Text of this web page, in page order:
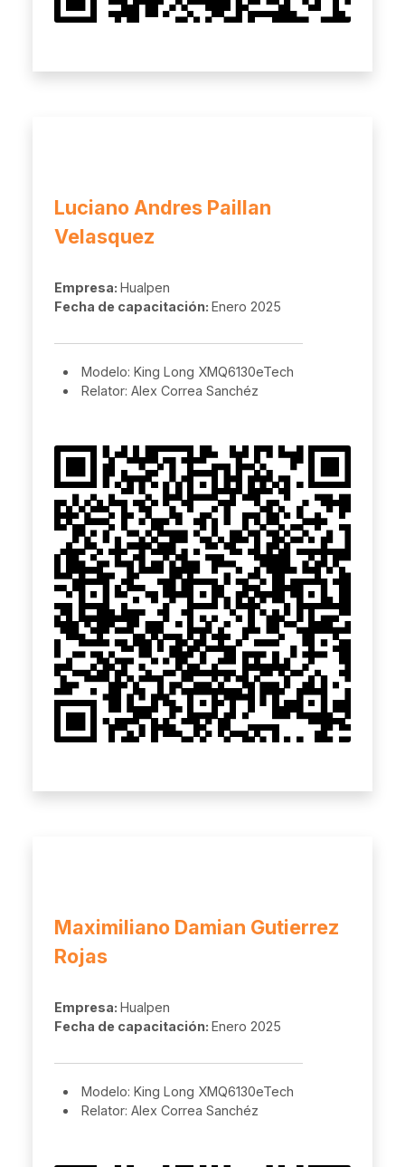
Luciano Andres Paillan
Velasquez
Empresa: Hualpen
Fecha de capacitación: Enero 2025
Modelo: King Long XMQ6130eTech
Relator: Alex Correa Sanchéz
Maximiliano Damian Gutierrez
Rojas
Empresa: Hualpen
Fecha de capacitación: Enero 2025
Modelo: King Long XMQ6130eTech
Relator: Alex Correa Sanchéz